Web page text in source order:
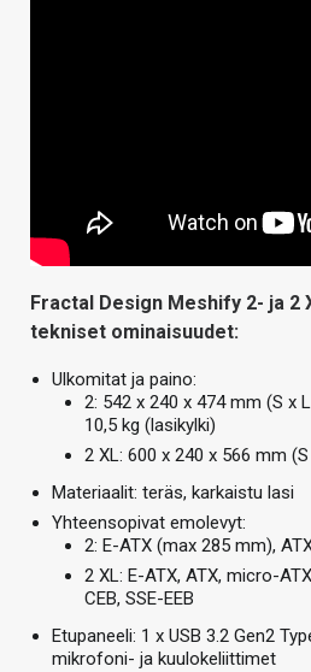
Fractal Design Meshify 2- ja 2
tekniset ominaisuudet:
Ulkomitat ja paino:
2: 542 x 240 x 474 mm (S x
10,5 kg (lasikylki)
2 XL: 600 x 240 x 566 mm
Materiaalit: teräs, karkaistu lasi
Yhteensopivat emolevyt:
2: E-ATX (max 285 mm),
2 XL: E-ATX, ATX, micro-
CEB, SSE-EEB
Etupaneeli: 1 x USB 3.2 Gen2
mikrofoni- ja kuulokeliittimet